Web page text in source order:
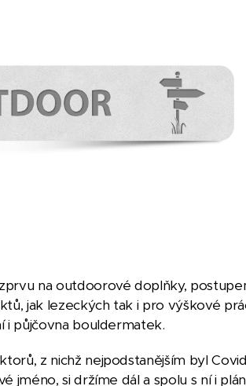
na outdoorové doplňky,
jak lezeckých tak i pro výškové
i půjčovna bouldermatek.
z nichž nejpodstanějším byl
jméno, si držíme dál a spolu s ní i